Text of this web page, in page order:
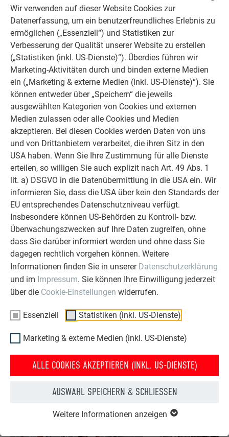
Wir verwenden auf dieser Website Cookies zur
Datenerfassung, um ein benutzerfreundliches Erlebnis zu
ermöglichen („Essenziell“) und Statistiken zur
Verbesserung der Qualität unserer Website zu erstellen
(„Statistiken (inkl. US-Dienste)“). Überdies führen wir
Marketing-Aktivitäten durch und binden externe Medien
ein („Marketing & externe Medien (inkl. US-Dienste)“). Sie
können entweder über „Speichern“ die jeweils
ausgewählten Kategorien von Cookies und externen
Medien zulassen oder alle Cookies und Medien
akzeptieren. Bei diesen Cookies werden Daten von uns
und von Drittanbietern verarbeitet, die ihren Sitz in den
USA haben. Wenn Sie Ihre Zustimmung für alle Dienste
erteilen, so willigen Sie auch explizit nach Art. 49 Abs. 1
lit. a) DSGVO in die Datenübermittlung in die USA ein. Wir
informieren Sie, dass die USA über kein den Standards der
EU entsprechendes Datenschutzniveau verfügt.
Insbesondere können US-Behörden zu Kontroll- bzw.
Überwachungszwecken auf Ihre Daten zugreifen, ohne
dass Sie darüber informiert werden und ohne dass Sie
dagegen rechtlich vorgehen können. Weitere
Informationen finden Sie in unserer Datenschutzerklärung
und im Impressum. Sie können Ihre Einwilligung jederzeit
über die Cookie-Einstellungen widerrufen.
Essenziell Statistiken (inkl. US-Dienste)
Marketing & externe Medien (inkl. US-Dienste)
ALLE COOKIES AKZEPTIEREN (INKL. US-DIENSTE)
AUSWAHL SPEICHERN & SCHLIESSEN
Weitere Informationen anzeigen
GEKOMMEN UM ZU BLEIBEN
Andrea Rinaldi hat an dem Projekt auch gut gefallen, dass die
Bewohner während der Sanierung ihre Wohnungen nicht
verlassen mussten. Innerhalb von einem Tag wurden die
Blocks auf die Fenster und Balkone gesetzt, der Rest wurde
dann von innen in einem Zug fertiggestellt. Eine
ausgeklügelte Konstruktion: In den Modulen stecken
ausschließlich Holz und Aluminium. Das Geländer an den
Balkonen ist aus hochwertigem Edelstahl. Die Logik des
zeitsparenden Verfahrens basiert auf der industriellen
Produktion von Fertigteilen im Off-site-Verfahren. Jeder
Fassadenblock wird in der Fabrik nach dem Schema der
untenstehenden Grafik zusammengefügt. „Die Methode hat
den besonderen Vorteil, dass sie eine sehr präzise
Verarbeitung ermöglicht“, sagt Rinaldi. Ein wichtiger Faktor
bei der thermischen Sanierung.